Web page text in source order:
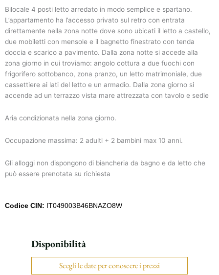
Bilocale 4 posti letto arredato in modo semplice e spartano.
L’appartamento ha l’accesso privato sul retro con entrata
direttamente nella zona notte dove sono ubicati il letto a castello,
due mobiletti con mensole e il bagnetto finestrato con tenda
doccia e scarico a pavimento. Dalla zona notte si accede alla
zona giorno in cui troviamo: angolo cottura a due fuochi con
frigorifero sottobanco, zona pranzo, un letto matrimoniale, due
cassettiere ai lati del letto e un armadio. Dalla zona giorno si
accende ad un terrazzo vista mare attrezzata con tavolo e sedie
Aria condizionata nella zona giorno.
Occupazione massima: 2 adulti + 2 bambini max 10 anni.
Gli alloggi non dispongono di biancheria da bagno e da letto che
può essere prenotata su richiesta
Codice CIN: IT049003B46BNAZO8W
Disponibilità
Scegli le date per conoscere i prezzi